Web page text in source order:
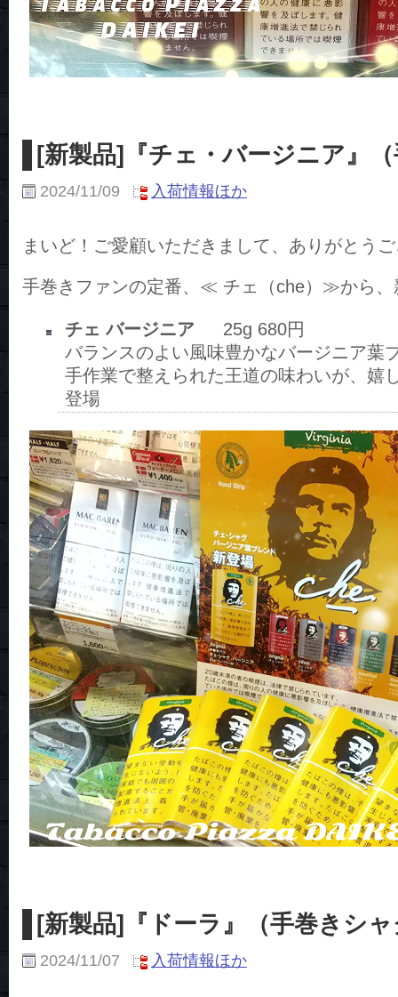
[新製品]『チェ・バージニア』
2024/11/09 入荷情報ほか
まいど！ご愛顧いただきまして、ありがとう
手巻きファンの定番、≪ チェ（che）≫から、
チェ バージニア 25g 680円
バランスのよい風味豊かなバージニア葉
手作業で整えられた王道の味わいが、嬉
登場
[新製品]『ドーラ』（手巻きシ
2024/11/07 入荷情報ほか